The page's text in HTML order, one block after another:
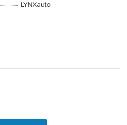
LYNXauto